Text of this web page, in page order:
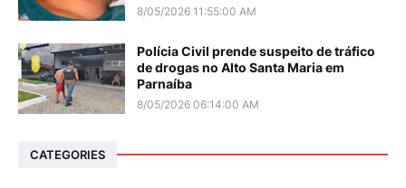
8/05/2026 11:55:00 AM
Polícia Civil prende suspeito de tráfico
de drogas no Alto Santa Maria em
Parnaíba
8/05/2026 06:14:00 AM
CATEGORIES